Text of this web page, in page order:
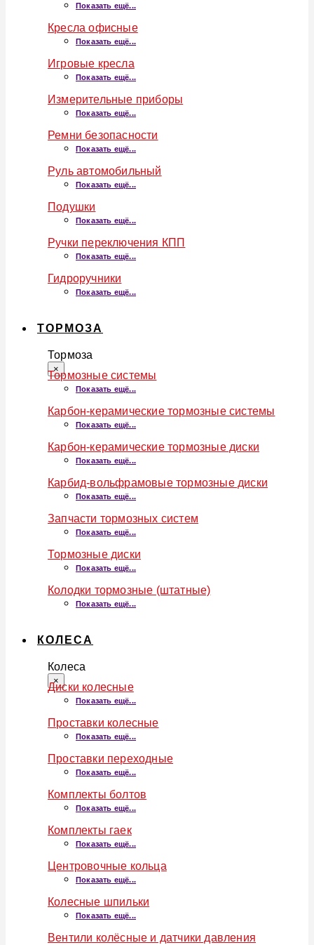
Показать ещё...
Кресла офисные
Показать ещё...
Игровые кресла
Показать ещё...
Измерительные приборы
Показать ещё...
Ремни безопасности
Показать ещё...
Руль автомобильный
Показать ещё...
Подушки
Показать ещё...
Ручки переключения КПП
Показать ещё...
Гидроручники
Показать ещё...
ТОРМОЗА
Тормоза
×
Тормозные системы
Показать ещё...
Карбон-керамические тормозные системы
Показать ещё...
Карбон-керамические тормозные диски
Показать ещё...
Карбид-вольфрамовые тормозные диски
Показать ещё...
Запчасти тормозных систем
Показать ещё...
Тормозные диски
Показать ещё...
Колодки тормозные (штатные)
Показать ещё...
КОЛЕСА
Колеса
×
Диски колесные
Показать ещё...
Проставки колесные
Показать ещё...
Проставки переходные
Показать ещё...
Комплекты болтов
Показать ещё...
Комплекты гаек
Показать ещё...
Центровочные кольца
Показать ещё...
Колесные шпильки
Показать ещё...
Вентили колёсные и датчики давления